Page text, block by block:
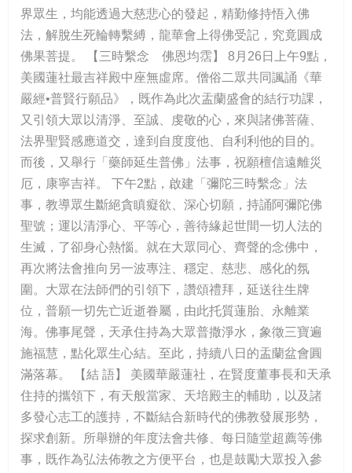
界眾生，均能透過大慈悲心的發起，精勤修持悟入佛
法，解脫生死輪轉繫縛，龍華會上得佛受記，究竟圓成
佛果菩提。 【三時繫念 佛恩均霑】 8月26日上午9點，
美國蓮社最吉祥殿中座無虛席。僧俗二眾共同諷誦《華
嚴經•普賢行願品》，既作為此次盂蘭盛會的結行功課，
又引領大眾以清淨、至誠、虔敬的心，來與諸佛菩薩、
法界聖賢感應道交，達到自度度他、自利利他的目的。
而後，又舉行「藥師延生普佛」法事，祝願檀信遠離災
厄，康寧吉祥。 下午2點，啟建「彌陀三時繫念」法
事，教導眾生斷絕貪瞋癡欲、深心切願，持誦阿彌陀佛
聖號；運以清淨心、平等心，善待緣起世間一切人法的
生滅，了卻身心熱惱。就在大眾同心、齊聲的念佛中，
再次將法會推向另一波專注、穩定、慈悲、感化的氛
圍。大眾在法師們的引領下，讚頌禮拜，延送往生牌
位，普願一切先亡近逝眷屬，由此托質蓮胎、永離業
海。佛事尾聲，天承住持為大眾普撒淨水，象徵三寶遍
施福慧，點化眾生心結。至此，持續八日的盂蘭盆會圓
滿落幕。 【結 語】 美國華嚴蓮社，在賢度董事長和天承
住持的攜領下，有天般當家、天培殿主的輔助，以及諸
多發心志工的護持，不斷結合新時代的佛教發展形勢，
探求創新。所舉辦的年度法會共修、每日隨堂超薦等佛
事，既作為弘法佈教之方便平台，也是鼓勵大眾投入參